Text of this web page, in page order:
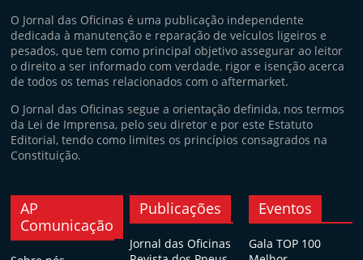
O Jornal das Oficinas é uma publicação independente
dedicada à manutenção e reparação de veículos ligeiros e
pesados, que tem como principal objetivo assegurar ao leitor
o direito a ser informado com verdade, rigor e isenção acerca
de todos os temas relacionados com o aftermarket.
O Jornal das Oficinas segue a orientação definida, nos termos
da Lei de Imprensa, pelo seu diretor e por este Estatuto
Editorial, tendo como limites os princípios consagrados na
Constituição.
AP
Comunicação
Publicações
Jornal das Oficinas
Eventos
Gala TOP 100